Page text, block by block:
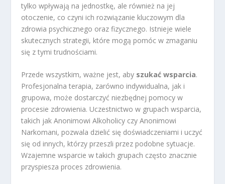
tylko wpływają na jednostkę, ale również na jej
otoczenie, co czyni ich rozwiązanie kluczowym dla
zdrowia psychicznego oraz fizycznego. Istnieje wiele
skutecznych strategii, które mogą pomóc w zmaganiu
się z tymi trudnościami.
Przede wszystkim, ważne jest, aby szukać wsparcia.
Profesjonalna terapia, zarówno indywidualna, jak i
grupowa, może dostarczyć niezbędnej pomocy w
procesie zdrowienia. Uczestnictwo w grupach wsparcia,
takich jak Anonimowi Alkoholicy czy Anonimowi
Narkomani, pozwala dzielić się doświadczeniami i uczyć
się od innych, którzy przeszli przez podobne sytuacje.
Wzajemne wsparcie w takich grupach często znacznie
przyspiesza proces zdrowienia.